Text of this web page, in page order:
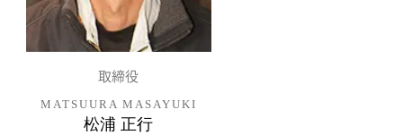
取締役
MATSUURA MASAYUKI
松浦 正行